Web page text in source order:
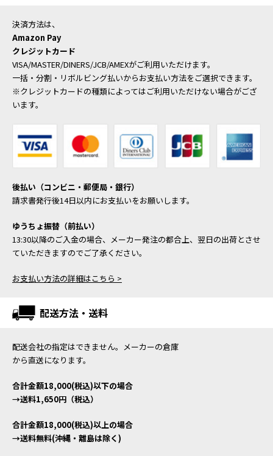
決済方法は、
Amazon Pay
クレジットカード
VISA/MASTER/DINERS/JCB/AMEXがご利用いただけます。
一括・分割・リボルビング払いからお支払い方法をご選択できます。
※クレジットカードの種類によってはご利用いただけない場合がござ
います。
後払い（コンビニ・郵便局・銀行）
請求書発行後14日以内にお支払いをお願いします。
ゆうちょ振替（前払い）
13:30以降のご入金の場合、メーカー発注の都合上、翌日の出荷とさせ
ていただきますのでご了承ください。
お支払い方法の詳細はこちら >
配送方法・送料
配送会社の指定はできません。メーカーの倉庫
から直送になります。
合計金額18,000(税込)以下の場合
→送料1,650円（税込）
合計金額18,000(税込)以上の場合
→送料無料(沖縄・離島は除く)